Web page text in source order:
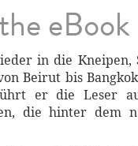
eBook
in die Kneipen,
Beirut bis
er die Leser
die hinter dem